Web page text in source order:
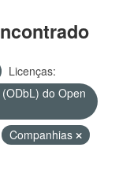
Licenças:
do Open
Companhias